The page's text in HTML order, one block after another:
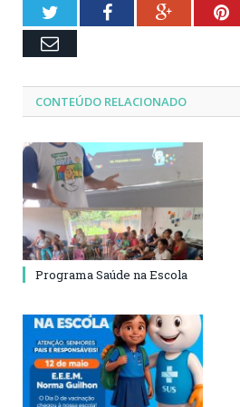
TwitterFacebookGoogle+
Email
CONTEÚDO RELACIONADO
Programa Saúde na Escola